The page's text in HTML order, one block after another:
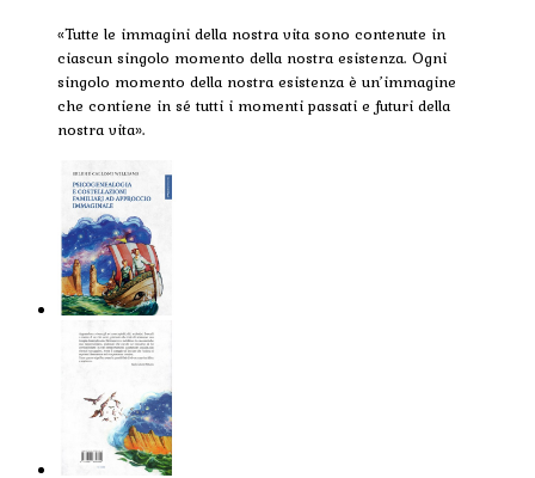
«Tutte le immagini della nostra vita sono contenute in
ciascun singolo momento della nostra esistenza. Ogni
singolo momento della nostra esistenza è un’immagine
che contiene in sé tutti i momenti passati e futuri della
nostra vita».